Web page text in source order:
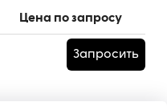
94268808
Цена по запросу
Запросить